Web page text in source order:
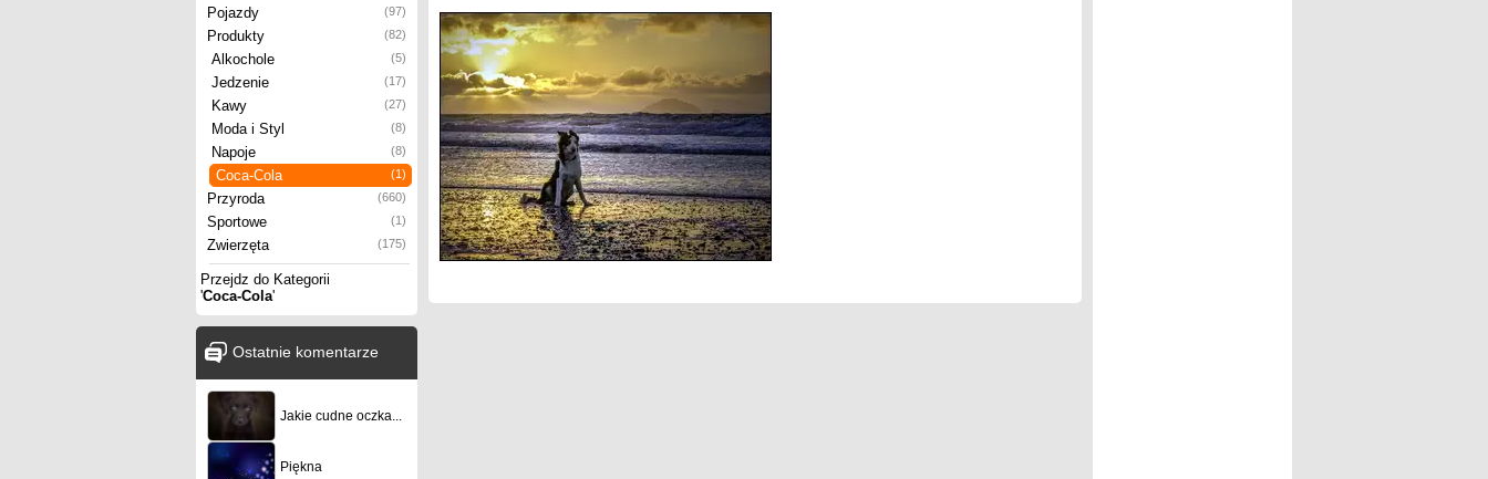
Pojazdy (97)
Produkty (82)
Alkochole (5)
Jedzenie (17)
Kawy (27)
Moda i Styl (8)
Napoje (8)
Coca-Cola (1)
Przyroda (660)
Sportowe (1)
Zwierzęta (175)
Przejdz do Kategorii
'Coca-Cola'
Ostatnie komentarze
Jakie cudne oczka...
Piękna